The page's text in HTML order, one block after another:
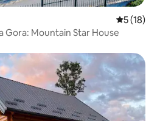
5 (18)
Gora: Mountain Star House